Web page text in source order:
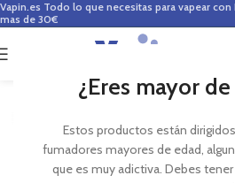
¿Eres mayor de
Estos productos están
fumadores mayores de edad,
que es muy adictiva. Debes tener
Vapin.es Todo lo que necesitas para vapear con
mas de 30€